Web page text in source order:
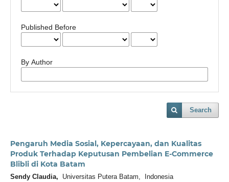
Published Before
By Author
Search
Pengaruh Media Sosial, Kepercayaan, dan Kualitas
Produk Terhadap Keputusan Pembelian E-Commerce
Blibli di Kota Batam
Sendy Claudia, Universitas Putera Batam, Indonesia